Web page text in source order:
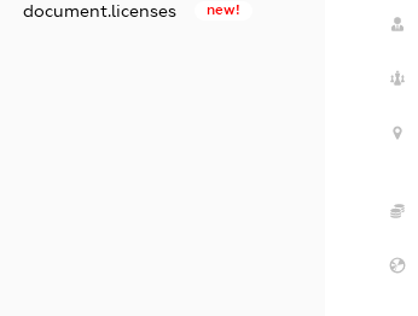
document.licenses new!